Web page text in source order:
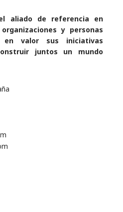
aliado de referencia en
y personas
en valor sus iniciativas
juntos un mundo